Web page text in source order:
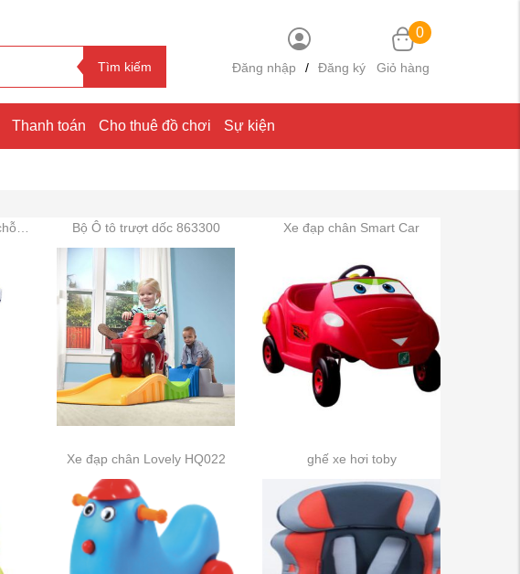
Tìm kiếm Đăng nhập / Đăng ký
0
Giỏ hàng
Thanh toán Cho thuê đồ chơi Sự kiện
Bộ Ô tô trượt dốc 863300 Xe đạp chân Smart Car
Xe đạp chân Lovely HQ022 ghế xe hơi toby